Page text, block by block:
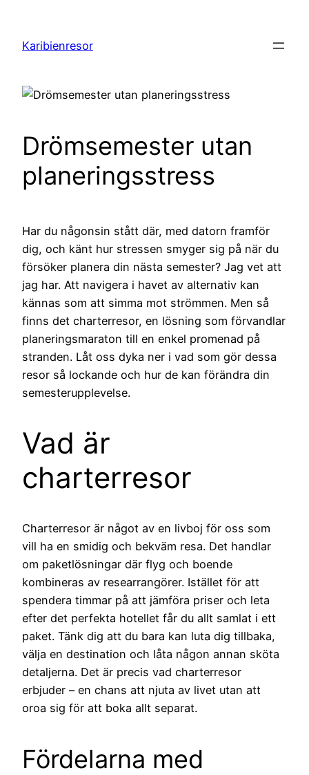
innehåll
Karibienresor
Drömsemester utan
planeringsstress
Har du någonsin stått där, med datorn framför
dig, och känt hur stressen smyger sig på när du
försöker planera din nästa semester? Jag vet att
jag har. Att navigera i havet av alternativ kan
kännas som att simma mot strömmen. Men så
finns det charterresor, en lösning som förvandlar
planeringsmaraton till en enkel promenad på
stranden. Låt oss dyka ner i vad som gör dessa
resor så lockande och hur de kan förändra din
semesterupplevelse.
Vad är
charterresor
Charterresor är något av en livboj för oss som
vill ha en smidig och bekväm resa. Det handlar
om paketlösningar där flyg och boende
kombineras av researrangörer. Istället för att
spendera timmar på att jämföra priser och leta
efter det perfekta hotellet får du allt samlat i ett
paket. Tänk dig att du bara kan luta dig tillbaka,
välja en destination och låta någon annan sköta
detaljerna. Det är precis vad charterresor
erbjuder – en chans att njuta av livet utan att
oroa sig för att boka allt separat.
Fördelarna med